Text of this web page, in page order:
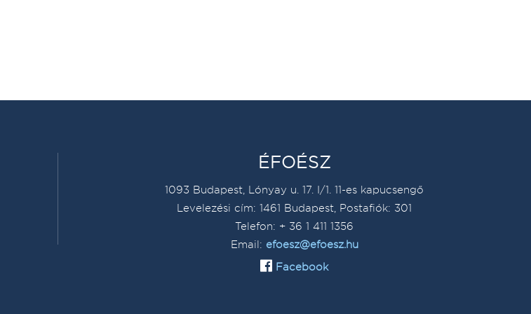
ÉFOÉSZ
1093 Budapest, Lónyay u. 17. I/1. 11-es kapucsengő
Levelezési cím: 1461 Budapest, Postafiók: 301
Telefon: + 36 1 411 1356
Email: efoesz@efoesz.hu
Facebook